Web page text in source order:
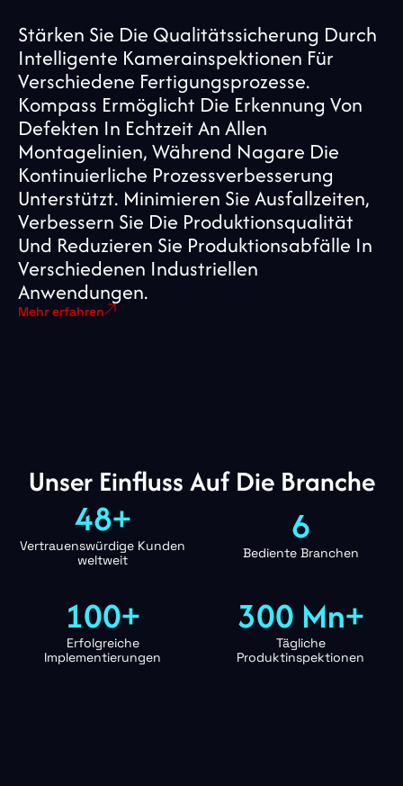
Stärken Sie Die Qualitätssicherung Durch
Intelligente Kamerainspektionen Für
Verschiedene Fertigungsprozesse.
Kompass Ermöglicht Die Erkennung Von
Defekten In Echtzeit An Allen
Montagelinien, Während Nagare Die
Kontinuierliche Prozessverbesserung
Unterstützt. Minimieren Sie Ausfallzeiten,
Verbessern Sie Die Produktionsqualität
Und Reduzieren Sie Produktionsabfälle In
Verschiedenen Industriellen
Anwendungen.
Mehr erfahren
Unser Einfluss Auf Die Branche
48+
Vertrauenswürdige Kunden
weltweit
6
Bediente Branchen
100+
Erfolgreiche
Implementierungen
300 Mn+
Tägliche
Produktinspektionen